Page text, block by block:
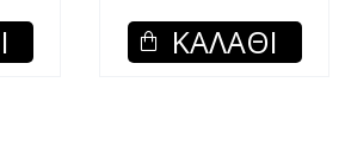
ΚΑΛΆΘΙ